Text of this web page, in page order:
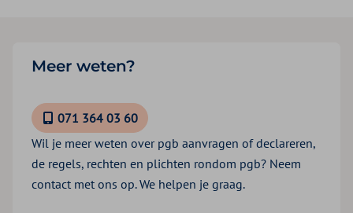
Meer weten?
071 364 03 60
Wil je meer weten over pgb aanvragen of declareren,
de regels, rechten en plichten rondom pgb? Neem
contact met ons op. We helpen je graag.